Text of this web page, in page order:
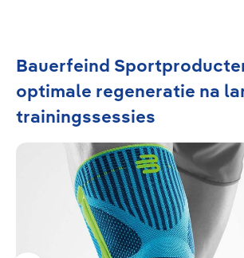
Productgalerij overslaan
Bauerfeind
optimale regeneratie na
trainingssessies